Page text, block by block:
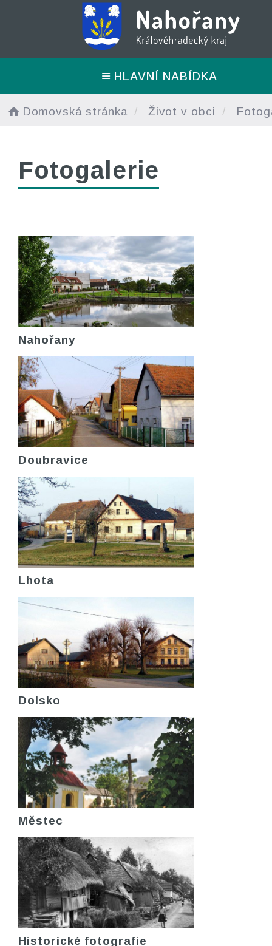
HLAVNÍ NABÍDKA
Domovská stránka Život v obci
Fotogalerie
Nahořany
Doubravice
Lhota
Dolsko
Městec
Historické fotografie